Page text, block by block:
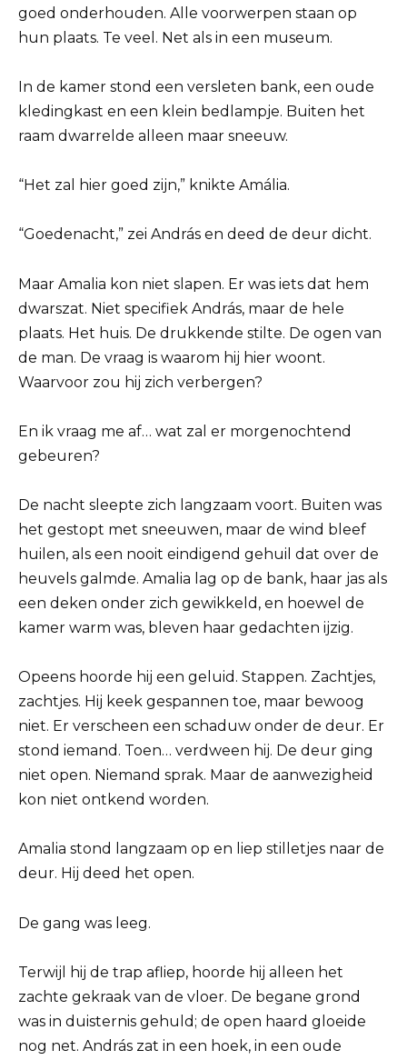
goed onderhouden. Alle voorwerpen staan ​​op
hun plaats. Te veel. Net als in een museum.
In de kamer stond een versleten bank, een oude
kledingkast en een klein bedlampje. Buiten het
raam dwarrelde alleen maar sneeuw.
“Het zal hier goed zijn,” knikte Amália.
“Goedenacht,” zei András en deed de deur dicht.
Maar Amalia kon niet slapen. Er was iets dat hem
dwarszat. Niet specifiek András, maar de hele
plaats. Het huis. De drukkende stilte. De ogen van
de man. De vraag is waarom hij hier woont.
Waarvoor zou hij zich verbergen?
En ik vraag me af… wat zal er morgenochtend
gebeuren?
De nacht sleepte zich langzaam voort. Buiten was
het gestopt met sneeuwen, maar de wind bleef
huilen, als een nooit eindigend gehuil dat over de
heuvels galmde. Amalia lag op de bank, haar jas als
een deken onder zich gewikkeld, en hoewel de
kamer warm was, bleven haar gedachten ijzig.
Opeens hoorde hij een geluid. Stappen. Zachtjes,
zachtjes. Hij keek gespannen toe, maar bewoog
niet. Er verscheen een schaduw onder de deur. Er
stond iemand. Toen… verdween hij. De deur ging
niet open. Niemand sprak. Maar de aanwezigheid
kon niet ontkend worden.
Amalia stond langzaam op en liep stilletjes naar de
deur. Hij deed het open.
De gang was leeg.
Terwijl hij de trap afliep, hoorde hij alleen het
zachte gekraak van de vloer. De begane grond
was in duisternis gehuld; de open haard gloeide
nog net. András zat in een hoek, in een oude